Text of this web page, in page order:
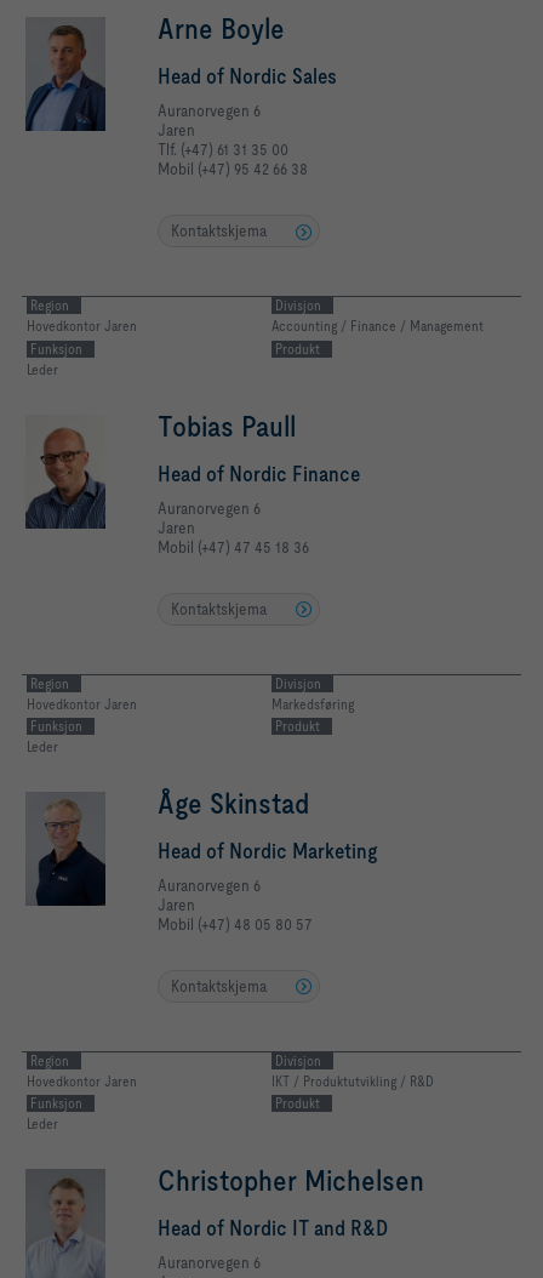
Arne Boyle
Head of Nordic Sales
Auranorvegen 6
Jaren
Tlf. (+47) 61 31 35 00
Mobil (+47) 95 42 66 38
Kontaktskjema
Region
Hovedkontor Jaren
Divisjon
Accounting / Finance / Management
Funksjon
Leder
Produkt
Tobias Paull
Head of Nordic Finance
Auranorvegen 6
Jaren
Mobil (+47) 47 45 18 36
Kontaktskjema
Region
Hovedkontor Jaren
Divisjon
Markedsføring
Funksjon
Leder
Produkt
Åge Skinstad
Head of Nordic Marketing
Auranorvegen 6
Jaren
Mobil (+47) 48 05 80 57
Kontaktskjema
Region
Hovedkontor Jaren
Divisjon
IKT / Produktutvikling / R&D
Funksjon
Leder
Produkt
Christopher Michelsen
Head of Nordic IT and R&D
Auranorvegen 6